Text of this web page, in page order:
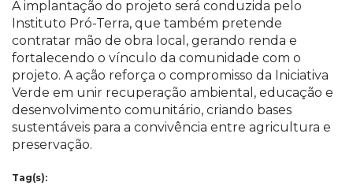
A implantação do projeto será conduzida pelo
Instituto Pró-Terra, que também pretende
contratar mão de obra local, gerando renda e
fortalecendo o vínculo da comunidade com o
projeto. A ação reforça o compromisso da Iniciativa
Verde em unir recuperação ambiental, educação e
desenvolvimento comunitário, criando bases
sustentáveis para a convivência entre agricultura e
preservação.
Tag(s):